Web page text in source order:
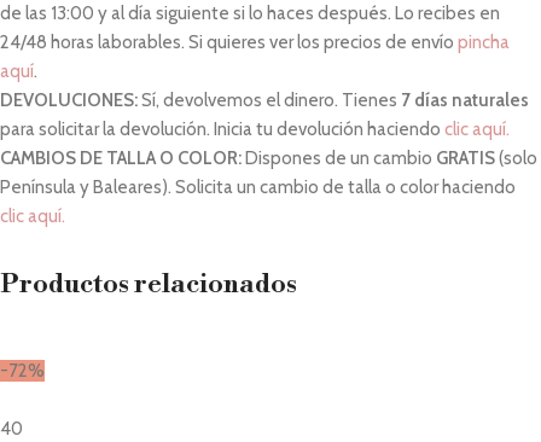
de las 13:00 y al día siguiente si lo haces después. Lo recibes en
24/48 horas laborables. Si quieres ver los precios de envío pincha
aquí.
DEVOLUCIONES:Sí, devolvemos el dinero. Tienes 7 días naturales
para solicitar la devolución. Inicia tu devolución haciendo clic aquí.
CAMBIOS DE TALLA O COLOR:Dispones de un cambio GRATIS(solo
Península y Baleares). Solicita un cambio de talla o color haciendo
clic aquí.
Productos relacionados
-72%
40